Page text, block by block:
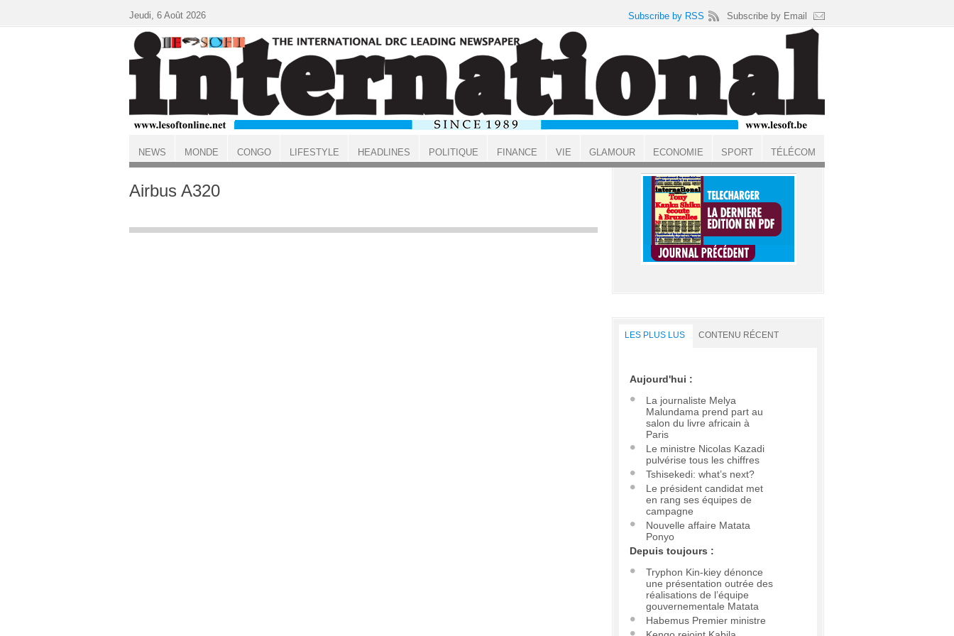
ACCUEIL
Airbus A320
LES PLUS LUS CONTENU RÉCENT
Aujourd'hui :
La journaliste Melya
Malundama prend part au
salon du livre africain à
Paris
Le ministre Nicolas Kazadi
pulvérise tous les chiffres
Tshisekedi: what’s next?
Le président candidat met
en rang ses équipes de
campagne
Nouvelle affaire Matata
Ponyo
Depuis toujours :
Tryphon Kin-kiey dénonce
une présentation outrée des
réalisations de l’équipe
gouvernementale Matata
Habemus Premier ministre
Jeudi, 6 Août 2026 Subscribe by RSS Subscribe by Email
NEWS MONDE CONGO LIFESTYLE HEADLINES POLITIQUE FINANCE VIE GLAMOUR ECONOMIE SPORT TÉLÉCOM